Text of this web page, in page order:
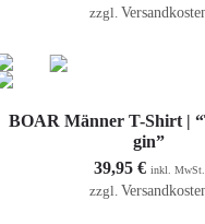
zzgl.
Ausführung wählen
BOAR Männer T-Shirt |
gin”
39,95 € inkl. MwSt.
zzgl.